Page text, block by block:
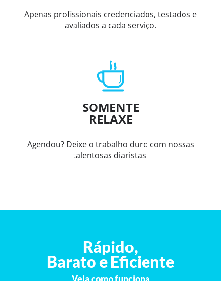
Apenas profissionais credenciados, testados e
avaliados a cada serviço.
SOMENTE
RELAXE
Agendou? Deixe o trabalho duro com nossas
talentosas diaristas.
Rápido,
Barato e Eficiente
Veja como funciona